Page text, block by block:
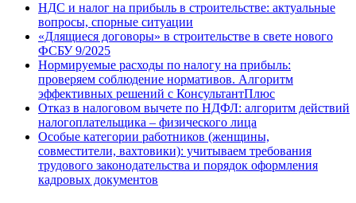
НДС и налог на прибыль в строительстве: актуальные
вопросы, спорные ситуации
«Длящиеся договоры» в строительстве в свете нового
ФСБУ 9/2025
Нормируемые расходы по налогу на прибыль:
проверяем соблюдение нормативов. Алгоритм
эффективных решений с КонсультантПлюс
Отказ в налоговом вычете по НДФЛ: алгоритм действий
налогоплательщика – физического лица
Особые категории работников (женщины,
совместители, вахтовики): учитываем требования
трудового законодательства и порядок оформления
кадровых документов